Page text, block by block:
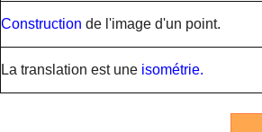
Construction de l'image d'un point.
La translation est une isométrie.